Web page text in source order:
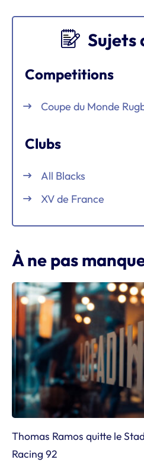
Sujets
Competitions
Coupe du Monde
Clubs
All Blacks
XV de France
À ne pas
Thomas Ramos quitte le
Racing 92